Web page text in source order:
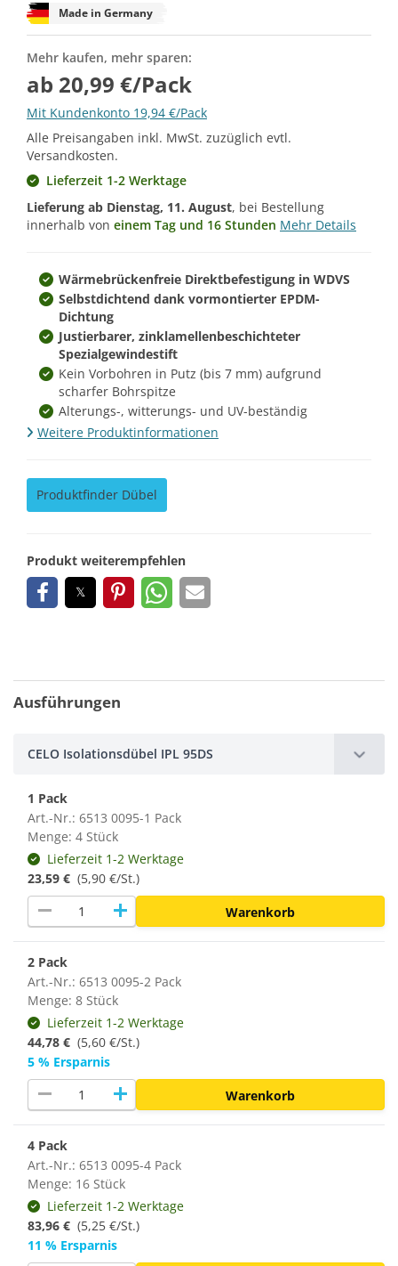
Made in Germany
Mehr kaufen, mehr sparen:
ab 20,99 €/Pack
Mit Kundenkonto 19,94 €/Pack
Alle Preisangaben inkl. MwSt. zuzüglich evtl.
Versandkosten.
Lieferzeit 1-2 Werktage
Lieferung ab Dienstag, 11. August, bei Bestellung
innerhalb von einem Tag und 16 Stunden Mehr Details
Wärmebrückenfreie Direktbefestigung in WDVS
Selbstdichtend dank vormontierter EPDM-
Dichtung
Justierbarer, zinklamellenbeschichteter
Spezialgewindestift
Kein Vorbohren in Putz (bis 7 mm) aufgrund
scharfer Bohrspitze
Alterungs-, witterungs- und UV-beständig
Weitere Produktinformationen
Produktfinder Dübel
Produkt weiterempfehlen
Ausführungen
CELO Isolationsdübel IPL 95DS
1 Pack
Art.-Nr.: 6513 0095-1 Pack
Menge: 4 Stück
Lieferzeit 1-2 Werktage
23,59 € (5,90 €/St.)
remove add Warenkorb
2 Pack
Art.-Nr.: 6513 0095-2 Pack
Menge: 8 Stück
Lieferzeit 1-2 Werktage
44,78 € (5,60 €/St.)
5 % Ersparnis
remove add Warenkorb
4 Pack
Art.-Nr.: 6513 0095-4 Pack
Menge: 16 Stück
Lieferzeit 1-2 Werktage
83,96 € (5,25 €/St.)
11 % Ersparnis